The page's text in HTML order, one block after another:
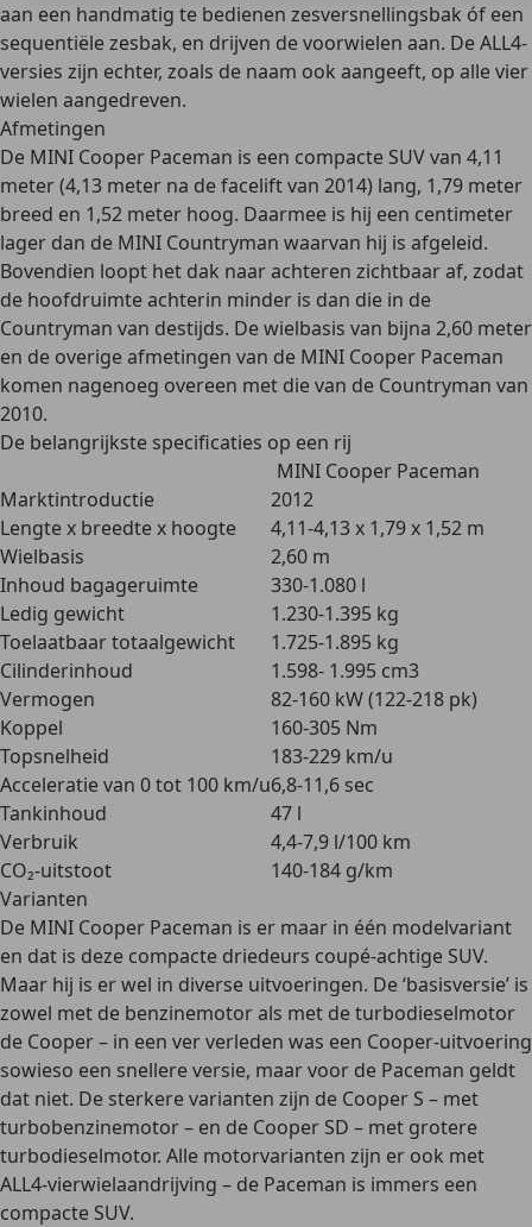
aan een handmatig te bedienen zesversnellingsbak óf een
sequentiële zesbak, en drijven de voorwielen aan. DeALL4-
versies zijn echter, zoals de naam ook aangeeft, op alle vier
wielen aangedreven.
Afmetingen
De MINI Cooper Paceman is een compacte SUV van 4,11
meter(4,13 meter na de facelift van 2014) lang, 1,79 meter
breed en 1,52 meter hoog. Daarmee is hij een centimeter
lager dan de MINI Countryman waarvan hij is afgeleid.
Bovendien loopt het dak naar achteren zichtbaar af, zodat
de hoofdruimte achterin minder is dan die in de
Countryman van destijds. De wielbasis van bijna 2,60 meter
en de overige afmetingen van de MINI Cooper Paceman
komen nagenoeg overeen met die van de Countryman van
2010.
De belangrijkste specificaties op een rij
MINI Cooper Paceman
Marktintroductie
2012
Lengte x breedte x hoogte
4,11-4,13 x 1,79 x 1,52 m
Wielbasis
2,60 m
Inhoud bagageruimte
330-1.080 l
Ledig gewicht
1.230-1.395 kg
Toelaatbaar totaalgewicht
1.725-1.895 kg
Cilinderinhoud
1.598- 1.995 cm3
Vermogen
82-160 kW (122-218 pk)
Koppel
160-305 Nm
Topsnelheid
183-229 km/u
Acceleratie van 0 tot 100 km/u6,8-11,6 sec
Tankinhoud
47 l
Verbruik
4,4-7,9 l/100 km
CO₂-uitstoot
140-184 g/km
Varianten
De MINI Cooper Paceman is er maar in één modelvariant
en dat is deze compacte driedeurs coupé-achtige SUV.
Maar hij is er wel in diverse uitvoeringen. De ‘basisversie’ is
zowel met de benzinemotor als met de turbodieselmotor
de Cooper– in een ver verleden was een Cooper-uitvoering
sowieso een snellere versie, maar voor de Paceman geldt
dat niet. De sterkere varianten zijn de Cooper S – met
turbobenzinemotor – en de Cooper SD – met grotere
turbodieselmotor. Alle motorvarianten zijn er ook met
ALL4-vierwielaandrijving – de Paceman is immers een
compacte SUV.